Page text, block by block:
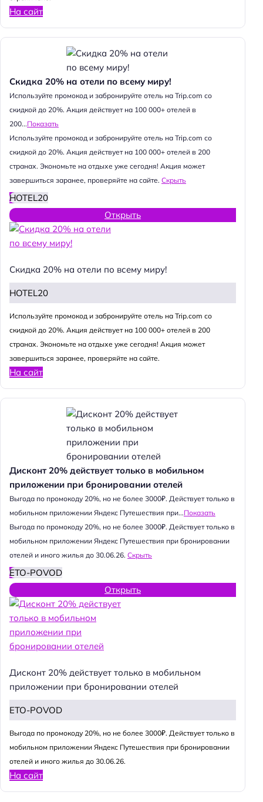
На сайт
Скидка 20% на отели по всему миру!
Используйте промокод и забронируйте отель на Trip.com со
скидкой до 20%. Акция действует на 100 000+ отелей в
200...Показать
Используйте промокод и забронируйте отель на Trip.com со
скидкой до 20%. Акция действует на 100 000+ отелей в 200
странах. Экономьте на отдыхе уже сегодня! Акция может
завершиться заранее, проверяйте на сайте. Скрыть
HOTEL20
Открыть
Скидка 20% на отели по всему миру!
HOTEL20
Используйте промокод и забронируйте отель на Trip.com со
скидкой до 20%. Акция действует на 100 000+ отелей в 200
странах. Экономьте на отдыхе уже сегодня! Акция может
завершиться заранее, проверяйте на сайте.
На сайт
Дисконт 20% действует только в мобильном
приложении при бронировании отелей
Выгода по промокоду 20%, но не более 3000₽. Действует только в
мобильном приложении Яндекс Путешествия при...Показать
Выгода по промокоду 20%, но не более 3000₽. Действует только в
мобильном приложении Яндекс Путешествия при бронировании
отелей и иного жилья до 30.06.26. Скрыть
ETO-POVOD
Открыть
Дисконт 20% действует только в мобильном
приложении при бронировании отелей
ETO-POVOD
Выгода по промокоду 20%, но не более 3000₽. Действует только в
мобильном приложении Яндекс Путешествия при бронировании
отелей и иного жилья до 30.06.26.
На сайт